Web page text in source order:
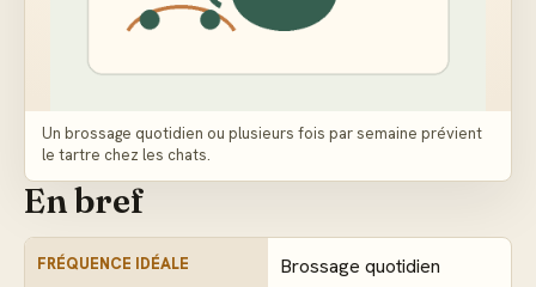
Un brossage quotidien ou plusieurs fois par semaine prévient
le tartre chez les chats.
En bref
FRÉQUENCE IDÉALE Brossage quotidien